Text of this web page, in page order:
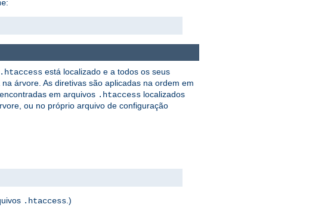
:
.htaccess está localizado e a todos os seus
árvore. As diretivas são aplicadas na ordem em
em arquivos .htaccess localizados
ou no próprio arquivo de configuração
.htaccess .)